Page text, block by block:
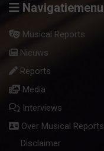
categorie
Navigatiemenu
Musical Reports
Nieuws
Reports
Media
Interviews
Over Musical Reports
Disclaimer